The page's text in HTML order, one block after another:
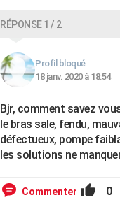
RÉPONSE 1 / 2
Profil bloqué
18 janv. 2020 à 18:54
Bjr, comment savez
le bras sale, fendu,
défectueux, pompe
les solutions ne
Commenter 0